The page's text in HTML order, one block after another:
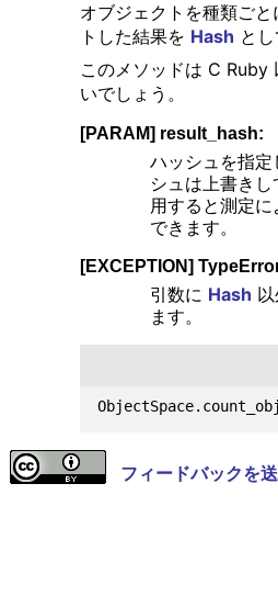
オブジェクトを種類ごと
トした結果を Hash とし
このメソッドは C Ruby
いでしょう。
[PARAM] result_hash:
ハッシュを指
シュは上書き
用すると測定
できます。
[EXCEPTION]
引数に Hash
ます。
フィードバックを